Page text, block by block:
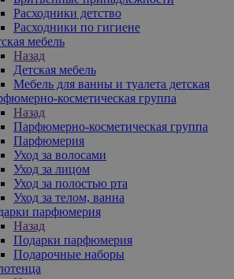
Расходники детство
Расходники по гигиене
мебель
Назад
Детская мебель
Мебель для ванны и туалета детская
косметическая группа
Назад
Парфюмерно-косметическая группа
Парфюмерия
Уход за волосами
Уход за лицом
Уход за полостью рта
Уход за телом, ванна
парфюмерия
Назад
Подарки парфюмерия
Подарочные наборы